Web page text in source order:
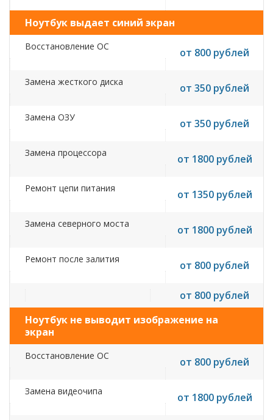
Ноутбук выдает синий экран
Восстановление ОС от 800 рублей
Замена жесткого диска от 350 рублей
Замена ОЗУ от 350 рублей
Замена процессора от 1800 рублей
Ремонт цепи питания от 1350 рублей
Замена северного моста от 1800 рублей
Ремонт после залития от 800 рублей
от 800 рублей
Ноутбук не выводит изображение на
экран
Восстановление ОС от 800 рублей
Замена видеочипа от 1800 рублей